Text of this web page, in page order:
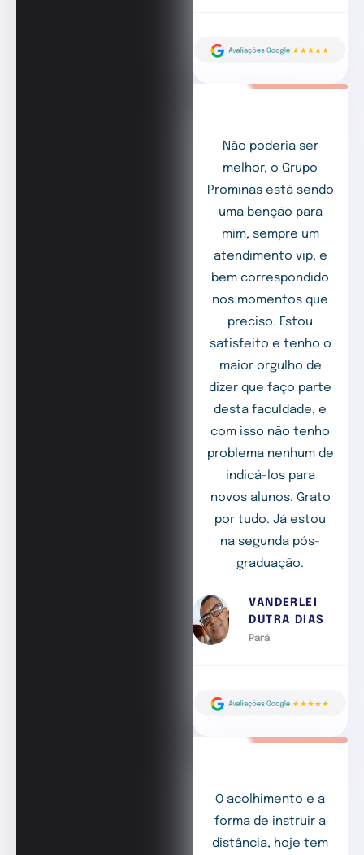
Não poderia ser
melhor, o Grupo
Prominas está sendo
uma benção para
mim, sempre um
atendimento vip, e
bem correspondido
nos momentos que
preciso. Estou
satisfeito e tenho o
maior orgulho de
dizer que faço parte
desta faculdade, e
com isso não tenho
problema nenhum de
indicá-los para
novos alunos. Grato
por tudo. Já estou
na segunda pós-
graduação.
VANDERLEI
DUTRA DIAS
Pará
O acolhimento e a
forma de instruir a
distância, hoje tem